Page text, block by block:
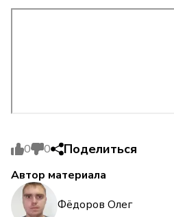
0 0 Поделиться
Автор материала
Фёдоров Олег